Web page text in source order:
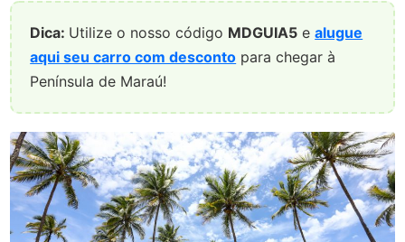
Dica: Utilize o nosso código MDGUIA5 ealugue
aqui seu carro com desconto para chegar à
Península de Maraú!